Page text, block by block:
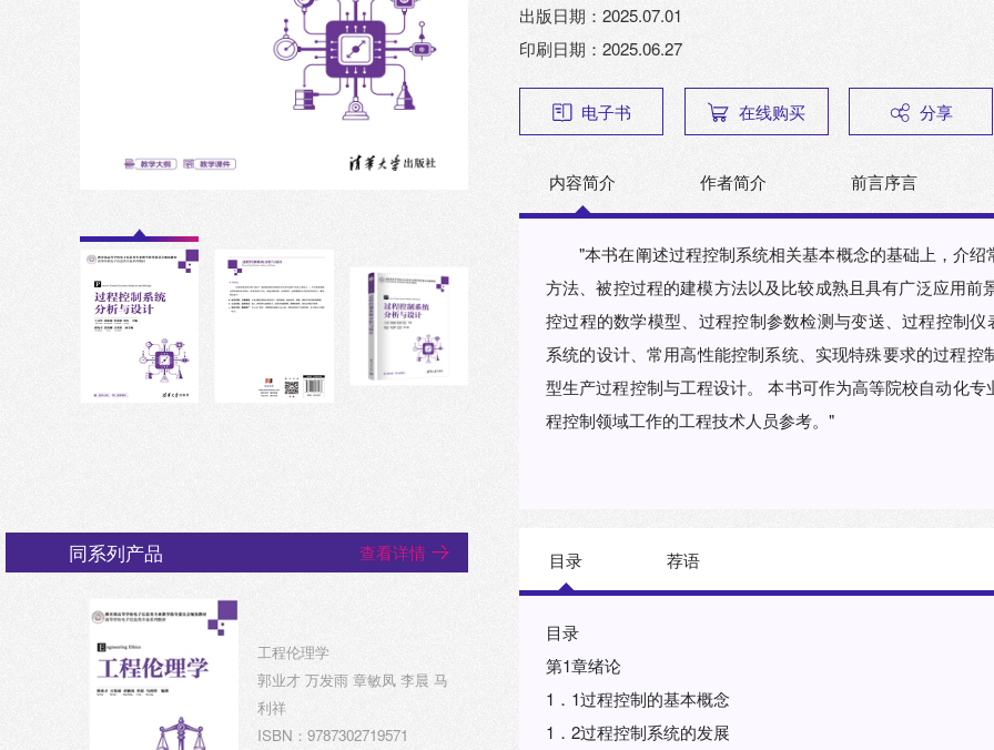
出版日期：2025.07.01
印刷日期：2025.06.27
电子书 在线购买 分享
内容简介 作者简介 前言序言
"本书在阐述过程控制系统相关基本概念的基础上，介
方法、被控过程的建模方法以及比较成熟且具有广泛应用
控过程的数学模型、过程控制参数检测与变送、过程控制
系统的设计、常用高性能控制系统、实现特殊要求的过程
型生产过程控制与工程设计。 本书可作为高等院校自动化
程控制领域工作的工程技术人员参考。"
目录 荐语
目录
第1章绪论
1．1过程控制的基本概念
1．2过程控制系统的发展
同系列产品 查看详情
工程伦理学
郭业才 万发雨 章敏凤 李晨 马
利祥
ISBN：9787302719571